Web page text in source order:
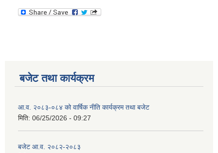
बजेट तथा कार्यक्रम
आ.व. २०८३-०८४ को वार्षिक नीति कार्यक्रम तथा बजेट
मिति: 06/25/2026 - 09:27
बजेट आ.व. २०८२-२०८३